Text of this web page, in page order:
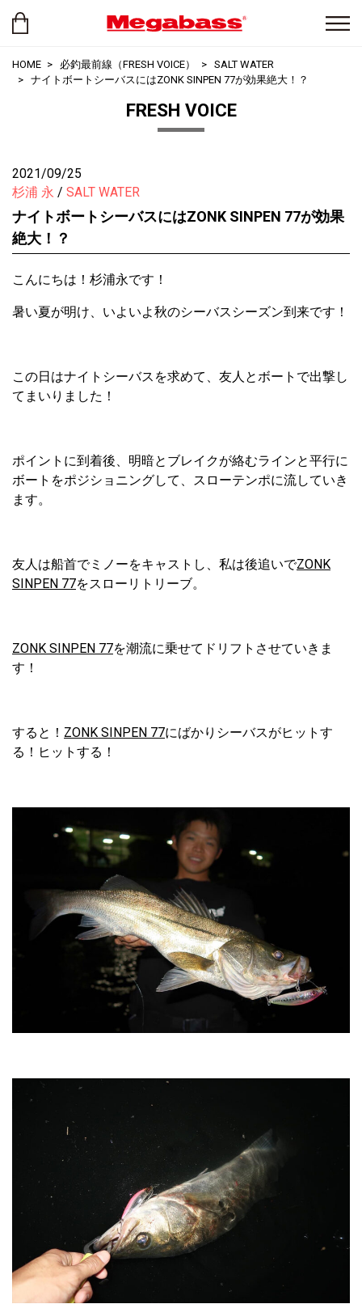
HOME 必釣最前線（FRESH VOICE）
SALT WATER
ナイトボートシーバスにはZONK SINPEN 77が効果絶大！？
FRESH VOICE
2021/09/25
杉浦 永
SALT WATER
ナイトボートシーバスにはZONK SINPEN 77が効果
絶大！？
こんにちは！杉浦永です！
暑い夏が明け、いよいよ秋のシーバスシーズン到来です！
この日はナイトシーバスを求めて、友人とボートで出撃し
てまいりました！
ポイントに到着後、明暗とブレイクが絡むラインと平行に
ボートをポジショニングして、スローテンポに流していき
ます。
友人は船首でミノーをキャストし、私は後追いでZONK
SINPEN 77をスローリトリーブ。
ZONK SINPEN 77を潮流に乗せてドリフトさせていきま
す！
すると！ ZONK SINPEN 77にばかりシーバスがヒットす
る！ヒットする！